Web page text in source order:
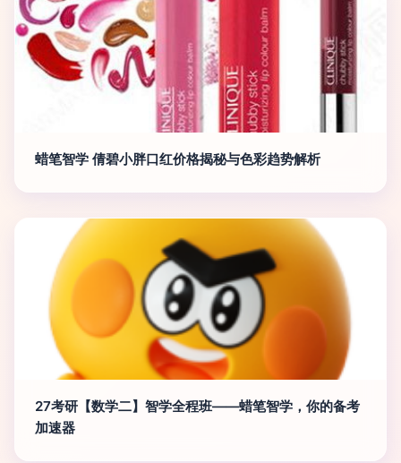
蜡笔智学 倩碧小胖口红价格揭秘与色彩趋势解析
27考研【数学二】智学全程班——蜡笔智学，你的备考
加速器